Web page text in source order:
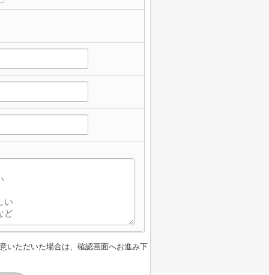
いただいた場合は、確認画面へお進み下